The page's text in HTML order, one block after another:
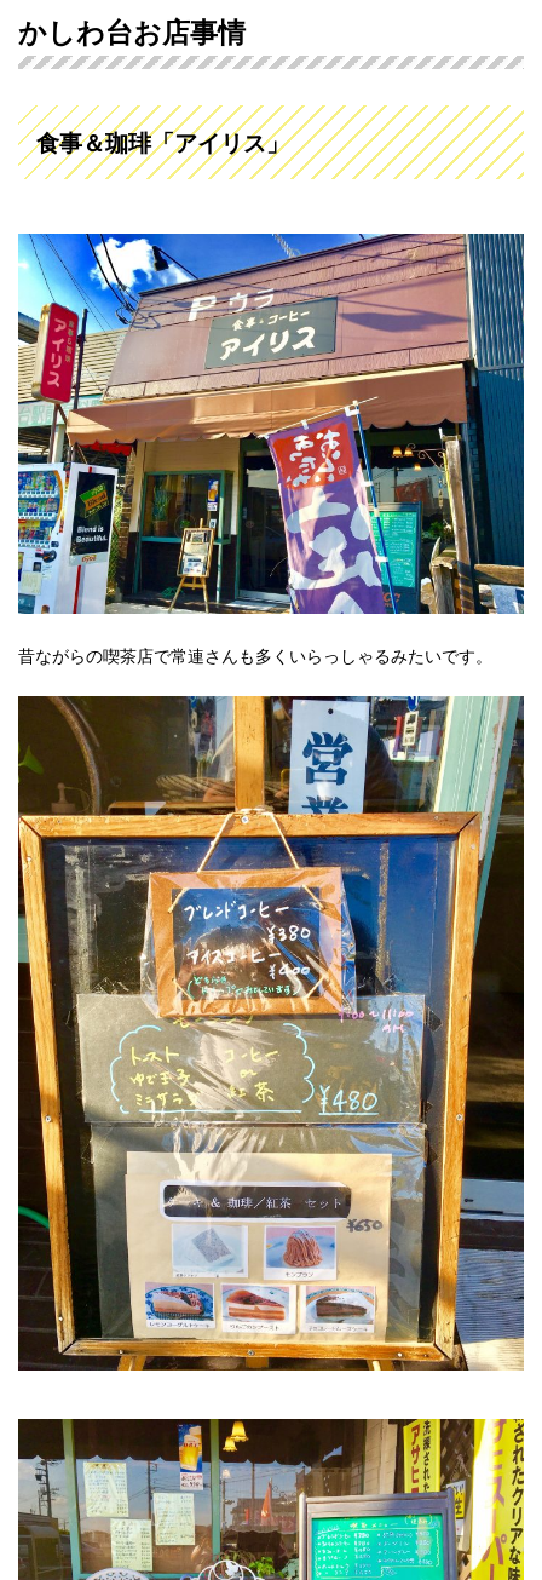
かしわ台お店事情
食事＆珈琲「アイリス」
昔ながらの喫茶店で常連さんも多くいらっしゃるみたいです。